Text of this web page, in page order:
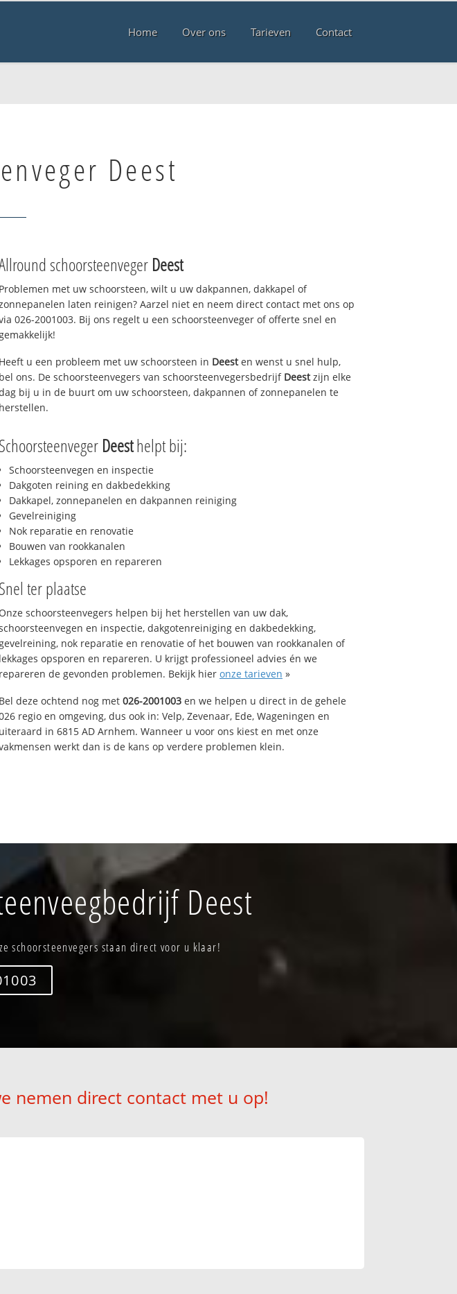
Home Over ons Tarieven Contact
Deest
schoorsteenveger Deest
Problemen met uw schoorsteen, wilt u uw dakpannen, dakkapel of
laten reinigen? Aarzel niet en neem direct contact met ons op
026-2001003. Bij ons regelt u een schoorsteenveger of offerte snel en
gemakkelijk!
Heeft u een probleem met uw schoorsteen in Deesten wenst u snel hulp,
bel ons. De schoorsteenvegers van schoorsteenvegersbedrijf Deestzijn elke
bij u in de buurt om uw schoorsteen, dakpannen of zonnepanelen te
herstellen.
Schoorsteenveger Deesthelpt bij:
Schoorsteenvegen en inspectie
Dakgoten reining en dakbedekking
Dakkapel, zonnepanelen en dakpannen reiniging
Gevelreiniging
Nok reparatie en renovatie
Bouwen van rookkanalen
Lekkages opsporen en repareren
Snel ter plaatse
Onze schoorsteenvegers helpen bij het herstellen van uw dak,
en inspectie, dakgotenreiniging en dakbedekking,
nok reparatie en renovatie of het bouwen van rookkanalen of
lekkages opsporen en repareren. U krijgt professioneel advies én we
repareren de gevonden problemen. Bekijk hier onze tarieven »
Bel deze ochtend nog met 026-2001003 en we helpen u direct in de gehele
regio en omgeving, dus ook in: Velp, Zevenaar, Ede, Wageningen en
uiteraard in 6815 AD Arnhem. Wanneer u voor ons kiest en met onze
werkt dan is de kans op verdere problemen klein.
Deest
schoorsteenvegers staan direct voor u klaar!
nemen direct contact met u op!